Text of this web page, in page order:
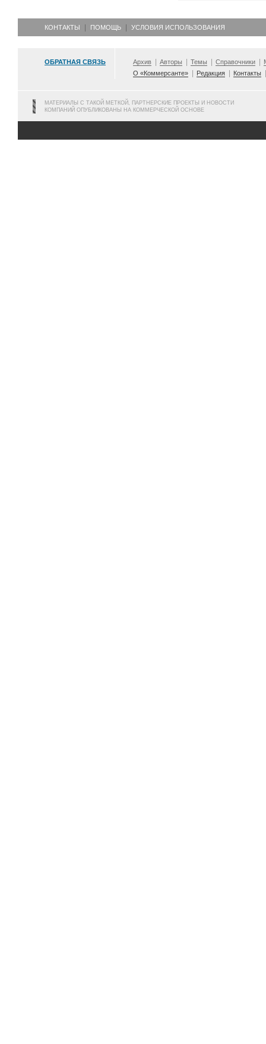
КОНТАКТЫ ПОМОЩЬ УСЛОВИЯ ИСПОЛЬЗОВАНИЯ
ОБРАТНАЯ СВЯЗЬ Архив Авторы Темы Справочники
О «Коммерсанте»
Редакция Контакты
МАТЕРИАЛЫ С ТАКОЙ МЕТКОЙ, ПАРТНЕРСКИЕ ПРОЕКТЫ И НОВОСТИ
КОМПАНИЙ ОПУБЛИКОВАНЫ НА КОММЕРЧЕСКОЙ ОСНОВЕ